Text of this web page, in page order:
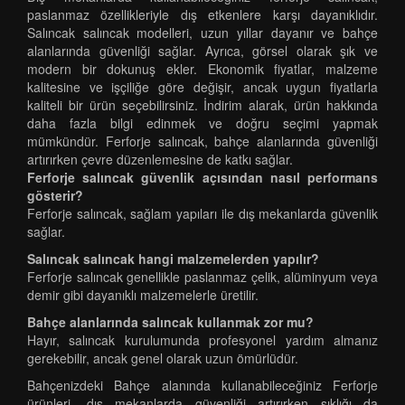
paslanmaz özellikleriyle dış etkenlere karşı dayanıklıdır.
Salıncak salıncak modelleri, uzun yıllar dayanır ve bahçe
alanlarında güvenliği sağlar. Ayrıca, görsel olarak şık ve
modern bir dokunuş ekler. Ekonomik fiyatlar, malzeme
kalitesine ve işçiliğe göre değişir, ancak uygun fiyatlarla
kaliteli bir ürün seçebilirsiniz. İndirim alarak, ürün hakkında
daha fazla bilgi edinmek ve doğru seçimi yapmak
mümkündür. Ferforje salıncak, bahçe alanlarında güvenliği
artırırken çevre düzenlemesine de katkı sağlar.
Ferforje salıncak güvenlik açısından nasıl performans
gösterir?
Ferforje salıncak, sağlam yapıları ile dış mekanlarda güvenlik
sağlar.
Salıncak salıncak hangi malzemelerden yapılır?
Ferforje salıncak genellikle paslanmaz çelik, alüminyum veya
demir gibi dayanıklı malzemelerle üretilir.
Bahçe alanlarında salıncak kullanmak zor mu?
Hayır, salıncak kurulumunda profesyonel yardım almanız
gerekebilir, ancak genel olarak uzun ömürlüdür.
Bahçenizdeki Bahçe alanında kullanabileceğiniz Ferforje